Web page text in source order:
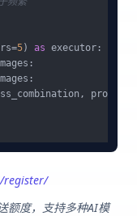
5) as executor:
register/
额度，支持多种AI模